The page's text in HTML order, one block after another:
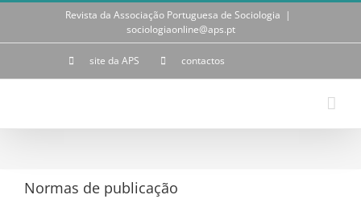
Skip
Revista da Associação Portuguesa de Sociologia |
sociologiaonline@aps.pt
site da APS contactos
Normas de publicação